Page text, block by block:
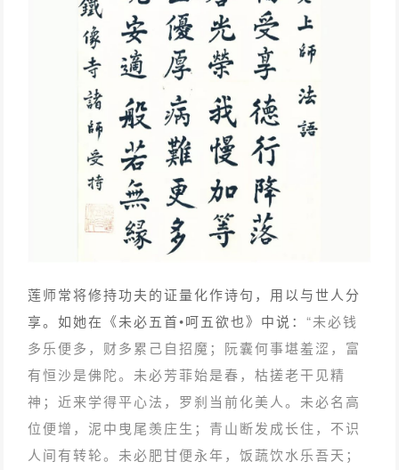
莲师常将修持功夫的证量化作诗句，用以与世人分
享。如她在《未必五首•呵五欲也》中说：“未必钱
多乐便多，财多累己自招魔；阮囊何事堪羞涩，富
有恒沙是佛陀。未必芳菲始是春，枯搓老干见精
神；近来学得平心法，罗刹当前化美人。未必名高
位便增，泥中曳尾羡庄生；青山断发成长住，不识
人间有转轮。未必肥甘便永年，饭蔬饮水乐吾天；